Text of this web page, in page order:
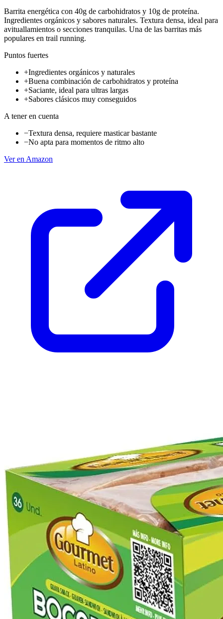
Barrita energética con 40g de carbohidratos y 10g de proteína.
Ingredientes orgánicos y sabores naturales. Textura densa, ideal para
avituallamientos o secciones tranquilas. Una de las barritas más
populares en trail running.
Puntos fuertes
+Ingredientes orgánicos y naturales
+Buena combinación de carbohidratos y proteína
+Saciante, ideal para ultras largas
+Sabores clásicos muy conseguidos
A tener en cuenta
−Textura densa, requiere masticar bastante
−No apta para momentos de ritmo alto
Ver en Amazon